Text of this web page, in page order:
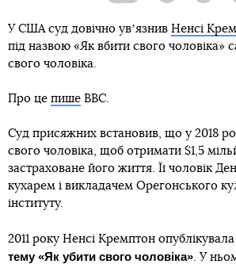
У США суд довічно увʼязнив Ненсі
під назвою «Як вбити свого чоловіка»
свого чоловіка.
Про це пише BBC.
Суд присяжних встановив, що у 2018
свого чоловіка, щоб отримати $1,5
застраховане його життя. Її чоловік
кухарем і викладачем Орегонського
інституту.
2011 року Ненсі Кремптон опублікувала
тему «Як убити свого чоловіка». У